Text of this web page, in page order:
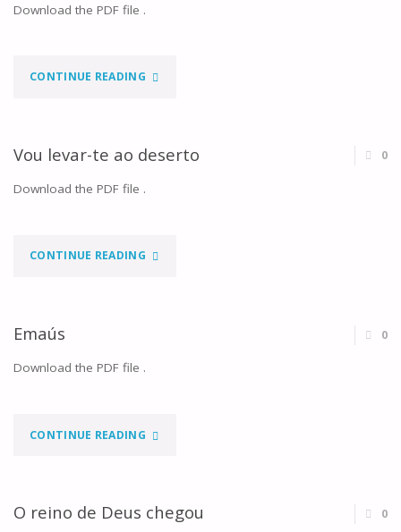
Download the PDF file .
CONTINUE READING"HÓSTIA
Vou levar-te ao deserto 0
Download the PDF file .
CONTINUE READING"VOU
Emaús 0
Download the PDF file .
CONTINUE READING"EMAÚS"
O reino de Deus chegou 0